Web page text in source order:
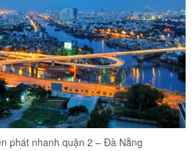
phát nhanh quận 2 – Đà Nẵng